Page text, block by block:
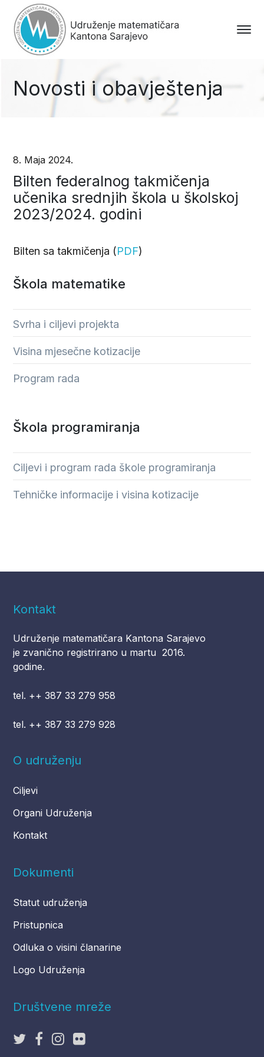
Novosti i obavještenja
8. Maja 2024.
Bilten federalnog takmičenja
učenika srednjih škola u školskoj
2023/2024. godini
Bilten sa takmičenja (PDF)
Škola matematike
Svrha i ciljevi projekta
Visina mjesečne kotizacije
Program rada
Škola programiranja
Ciljevi i program rada škole programiranja
Tehničke informacije i visina kotizacije
Kontakt
Udruženje matematičara Kantona Sarajevo
je zvanično registrirano u martu 2016.
godine.
tel. ++ 387 33 279 958
tel. ++ 387 33 279 928
O udruženju
Ciljevi
Organi Udruženja
Kontakt
Dokumenti
Statut udruženja
Pristupnica
Odluka o visini članarine
Logo Udruženja
Društvene mreže